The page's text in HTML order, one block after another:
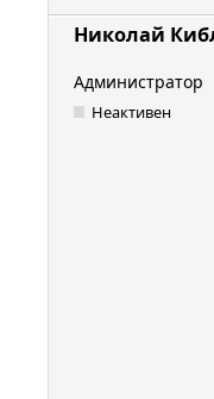
Николай
Администратор
Неактивен